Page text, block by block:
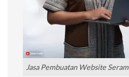
Jasa Pembuatan Website